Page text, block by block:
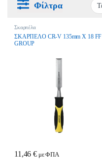
Φίλτρα
Σκαρπέλα
ΣΚΑΡΠΕΛΟ CR-V 135mm Χ 18 FF
GROUP
11,46€ με ΦΠΑ